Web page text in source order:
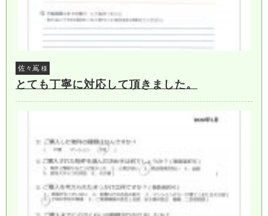
佐々嶌 様
とても丁寧に対応して頂きました。